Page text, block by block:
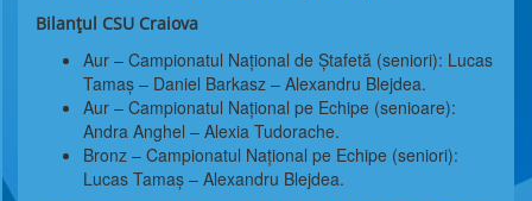
Bilanțul CSU Craiova
Aur – Campionatul Național de Ștafetă (seniori): Lucas
Tamaș – Daniel Barkasz – Alexandru Blejdea.
Aur – Campionatul Național pe Echipe (senioare):
Andra Anghel – Alexia Tudorache.
Bronz – Campionatul Național pe Echipe (seniori):
Lucas Tamaș – Alexandru Blejdea.